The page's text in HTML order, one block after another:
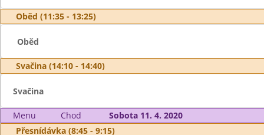
Oběd (11:35 - 13:25)
Oběd
Svačina (14:10 - 14:40)
Svačina
Menu Chod
Sobota 11. 4. 2020
Přesnídávka (8:45 - 9:15)